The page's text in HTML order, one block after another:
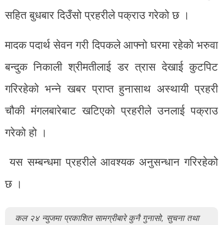
सहित बुधबार दिउँसो प्रहरीले पक्राउ गरेको छ ।
मादक पदार्थ सेवन गरी दिपकले आफ्नो घरमा रहेको भरुवा
बन्दुक निकाली श्रीमतीलाई डर त्रास देखाई कुटपिट
गरिरहेको भन्ने खबर प्राप्त हुनासाथ अस्थायी प्रहरी
चौकी मंगलबारेबाट खटिएको प्रहरीले उनलाई पक्राउ
गरेको हो ।
यस सम्बन्धमा प्रहरीले आवश्यक अनुसन्धान गरिरहेको
छ ।
कल २४ न्युजमा प्रकाशित सामग्रीबारे कुनै गुनासो, सुचना तथा